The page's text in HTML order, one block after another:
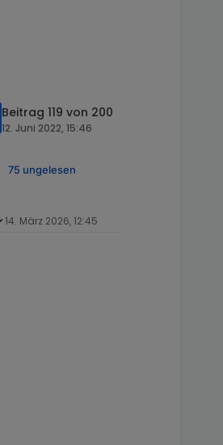
Beitrag 119 von 200
12. Juni 2022, 15:46
75 ungelesen
14. März 2026, 12:45